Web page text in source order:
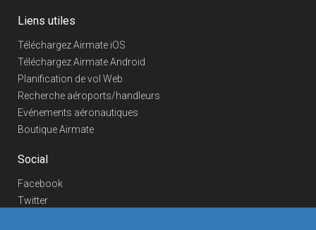
Liens utiles
Téléchargez Airmate iOS
Téléchargez Airmate Android
Planification de vol Web
Recherche aéroports/handleurs
Evénements aéronautiques
Boutique Airmate
Social
Facebook
Twitter